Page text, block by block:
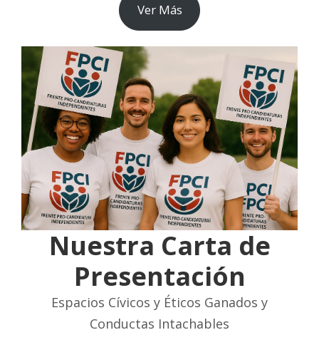
Ver Más
Nuestra Carta de
Presentación
Espacios Cívicos y Éticos Ganados y
Conductas Intachables